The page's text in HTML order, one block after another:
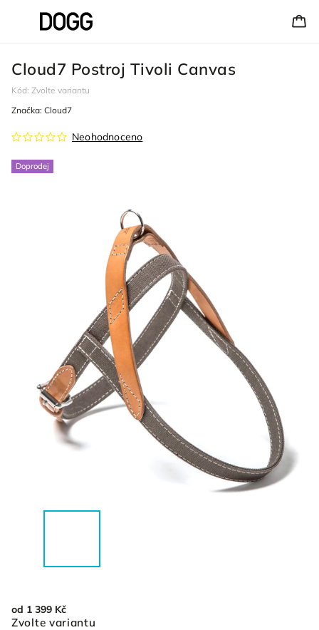
Cloud7 Postroj Tivoli Canvas
Kód: Zvolte variantu
Doprodej
Neohodnoceno
Značka: Cloud7
od 1 399 Kč
Zvolte variantu